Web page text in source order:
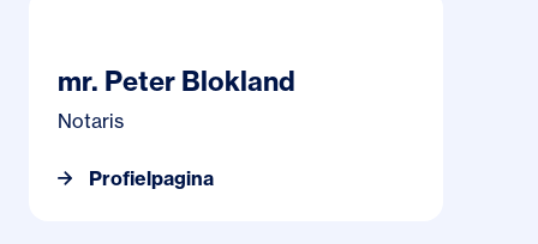
mr. Peter Blokland
Notaris
Profielpagina